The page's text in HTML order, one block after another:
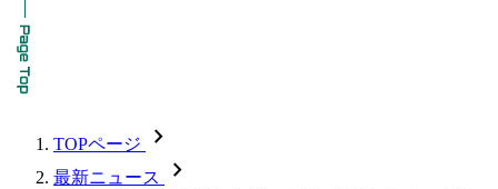
TOPページ chevron_forward
最新ニュース chevron_forward